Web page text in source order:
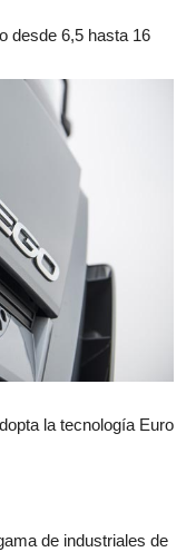
desde 6,5 hasta 16
la tecnología Euro
de industriales de